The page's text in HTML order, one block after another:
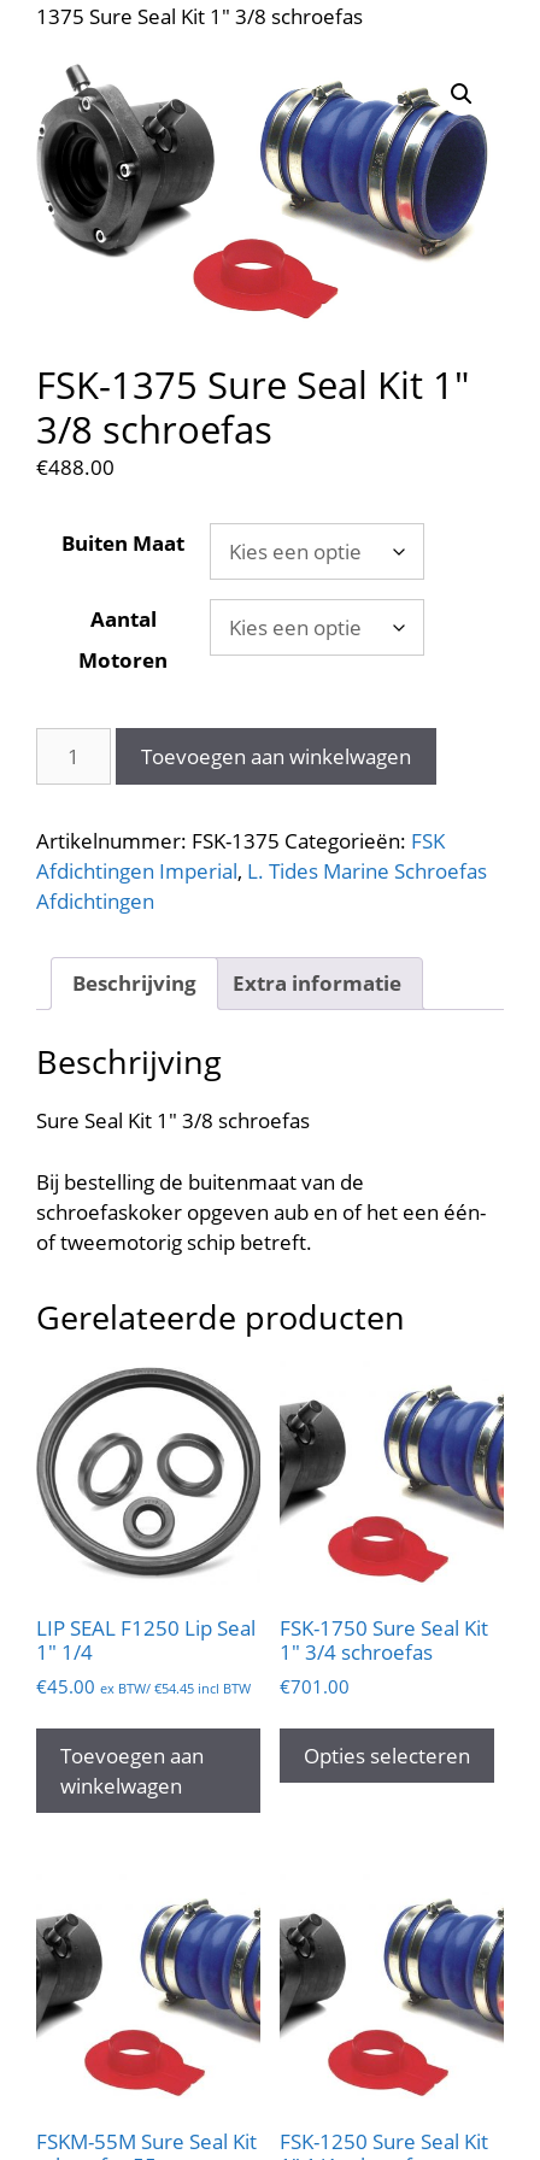
1375 Sure Seal Kit 1″ 3/8 schroefas
FSK-1375 Sure Seal Kit 1″
3/8 schroefas
€488.00
Buiten Maat
Aantal
Motoren
1375
Seal
Kit
1"
schroefas
aantal
Toevoegen aan winkelwagen
Artikelnummer: FSK-1375 Categorieën: FSK
Afdichtingen Imperial, L. Tides Marine Schroefas
Afdichtingen
Beschrijving Extra informatie
Beschrijving
Sure Seal Kit 1″ 3/8 schroefas
Bij bestelling de buitenmaat van de
schroefaskoker opgeven aub en of het een één-
of tweemotorig schip betreft.
Gerelateerde producten
LIP SEAL F1250 Lip Seal
1″ 1/4
€45.00 ex BTW/ €54.45 incl BTW
Toevoegen aan
winkelwagen
FSK-1750 Sure Seal Kit
1″ 3/4 schroefas
€701.00
Opties selecteren
Dit
optie
kan
op
FSKM-55M Sure Seal Kit
FSK-1250 Sure Seal Kit